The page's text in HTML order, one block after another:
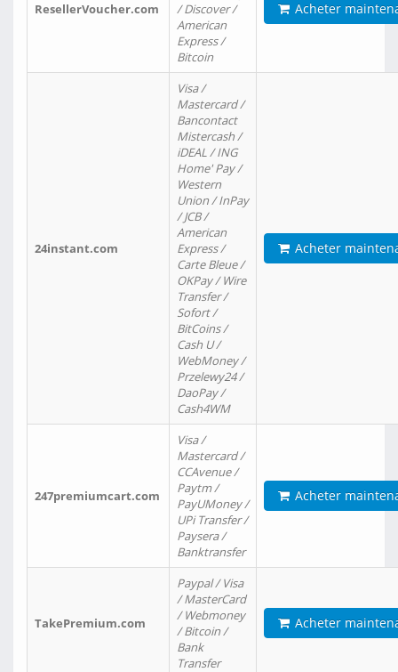
ResellerVoucher.com
/ Discover /
American
Express /
Bitcoin
Acheter
24instant.com
Visa /
Mastercard /
Bancontact
Mistercash /
iDEAL / ING
Home' Pay /
Western
Union / InPay
/ JCB /
American
Express /
Carte Bleue /
OKPay / Wire
Transfer /
Sofort /
BitCoins /
Cash U /
WebMoney /
Przelewy24 /
DaoPay /
Cash4WM
Acheter
247premiumcart.com
Visa /
Mastercard /
CCAvenue /
Paytm /
PayUMoney /
UPi Transfer /
Paysera /
Banktransfer
Acheter
TakePremium.com
Paypal / Visa
/ MasterCard
/ Webmoney
/ Bitcoin /
Bank
Transfer
Acheter